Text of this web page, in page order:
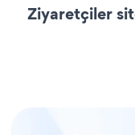
Ziyaretçiler